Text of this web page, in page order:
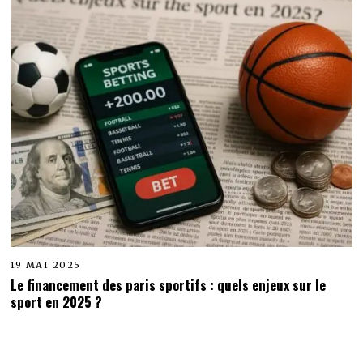
19 MAI 2025
Le financement des paris sportifs : quels enjeux sur le
sport en 2025 ?